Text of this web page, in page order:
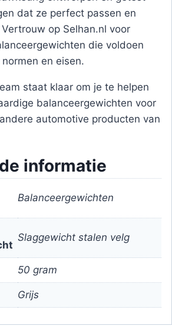
dat ze perfect passen en
op Selhan.nl voor
die voldoen
en eisen.
staat klaar om je te helpen
balanceergewichten voor
automotive producten van
informatie
Balanceergewichten
Slaggewicht stalen velg
50 gram
Grijs